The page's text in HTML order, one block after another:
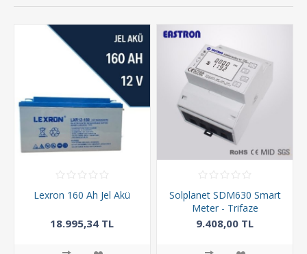
Lexron 160 Ah Jel Akü
18.995,34 TL
Solplanet SDM630 Smart
Meter - Trifaze
9.408,00 TL